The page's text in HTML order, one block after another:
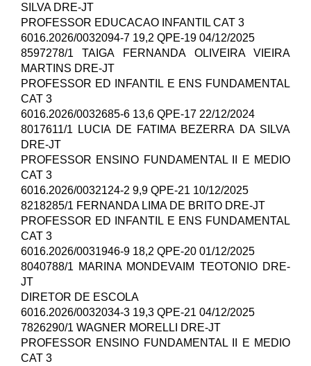
SILVA DRE-JT
PROFESSOR EDUCACAO INFANTIL CAT 3
6016.2026/0032094-7 19,2 QPE-19 04/12/2025
8597278/1 TAIGA FERNANDA OLIVEIRA VIEIRA
MARTINS DRE-JT
PROFESSOR ED INFANTIL E ENS FUNDAMENTAL
CAT 3
6016.2026/0032685-6 13,6 QPE-17 22/12/2024
8017611/1 LUCIA DE FATIMA BEZERRA DA SILVA
DRE-JT
PROFESSOR ENSINO FUNDAMENTAL II E MEDIO
CAT 3
6016.2026/0032124-2 9,9 QPE-21 10/12/2025
8218285/1 FERNANDA LIMA DE BRITO DRE-JT
PROFESSOR ED INFANTIL E ENS FUNDAMENTAL
CAT 3
6016.2026/0031946-9 18,2 QPE-20 01/12/2025
8040788/1 MARINA MONDEVAIM TEOTONIO DRE-
JT
DIRETOR DE ESCOLA
6016.2026/0032034-3 19,3 QPE-21 04/12/2025
7826290/1 WAGNER MORELLI DRE-JT
PROFESSOR ENSINO FUNDAMENTAL II E MEDIO
CAT 3